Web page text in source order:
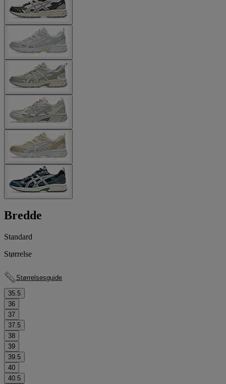
Bredde
Standard
Størrelse
Størrelsesguide
35.5
36
37
37.5
38
39
39.5
40
40.5